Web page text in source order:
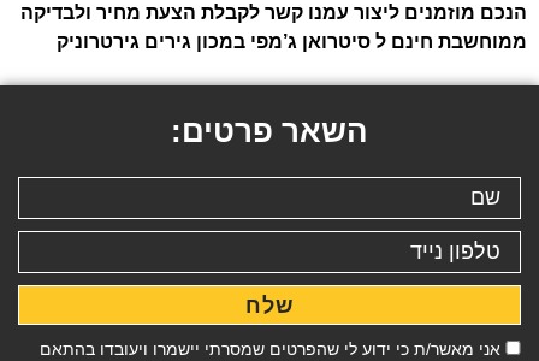
הנכם מוזמנים ליצור עמנו קשר לקבלת הצעת מחיר ולבדיקה
ממוחשבת חינם ל סיטרואן ג’מפי במכון גירים גירטרוניק
השאר פרטים:
אני מאשר/ת כי ידוע לי שהפרטים שמסרתי יישמרו ויעובדו בהתאם
שלח